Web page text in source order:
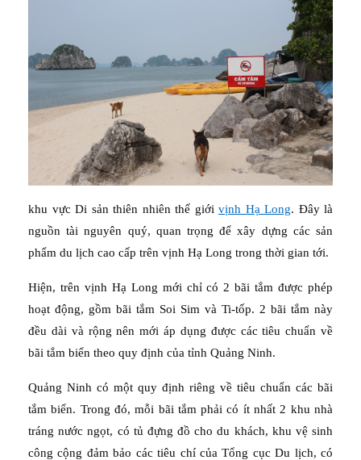
khu vực Di sản thiên nhiên thế giới vịnh Hạ Long. Đây là
nguồn tài nguyên quý, quan trọng để xây dựng các sản
phẩm du lịch cao cấp trên vịnh Hạ Long trong thời gian tới.
Hiện, trên vịnh Hạ Long mới chỉ có 2 bãi tắm được phép
hoạt động, gồm bãi tắm Soi Sim và Ti-tốp. 2 bãi tắm này
đều dài và rộng nên mới áp dụng được các tiêu chuẩn về
bãi tắm biển theo quy định của tỉnh Quảng Ninh.
Quảng Ninh có một quy định riêng về tiêu chuẩn các bãi
tắm biển. Trong đó, mỗi bãi tắm phải có ít nhất 2 khu nhà
tráng nước ngọt, có tủ đựng đồ cho du khách, khu vệ sinh
công cộng đảm bảo các tiêu chí của Tổng cục Du lịch, có